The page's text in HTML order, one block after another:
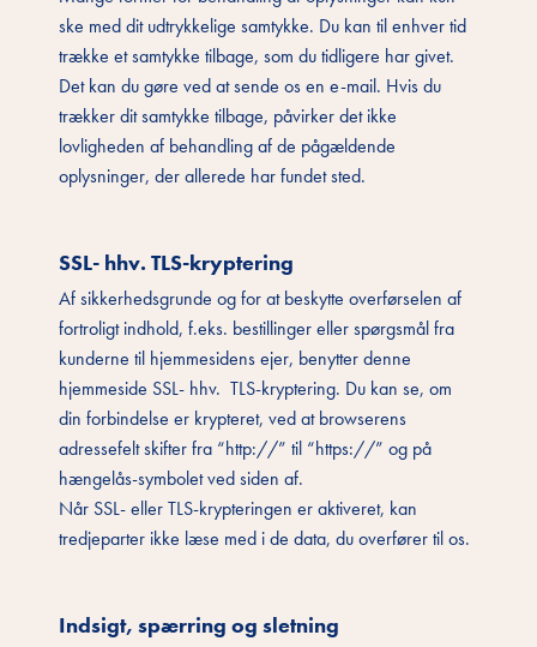
ske med dit udtrykkelige samtykke. Du kan til enhver tid
trække et samtykke tilbage, som du tidligere har givet.
Det kan du gøre ved at sende os en e-mail. Hvis du
trækker dit samtykke tilbage, påvirker det ikke
lovligheden af behandling af de pågældende
oplysninger, der allerede har fundet sted.
SSL- hhv. TLS-kryptering
Af sikkerhedsgrunde og for at beskytte overførselen af
fortroligt indhold, f.eks. bestillinger eller spørgsmål fra
kunderne til hjemmesidens ejer, benytter denne
hjemmeside SSL- hhv. TLS-kryptering. Du kan se, om
din forbindelse er krypteret, ved at browserens
adressefelt skifter fra “http://” til “https://” og på
hængelås-symbolet ved siden af.
Når SSL- eller TLS-krypteringen er aktiveret, kan
tredjeparter ikke læse med i de data, du overfører til os.
Indsigt, spærring og sletning